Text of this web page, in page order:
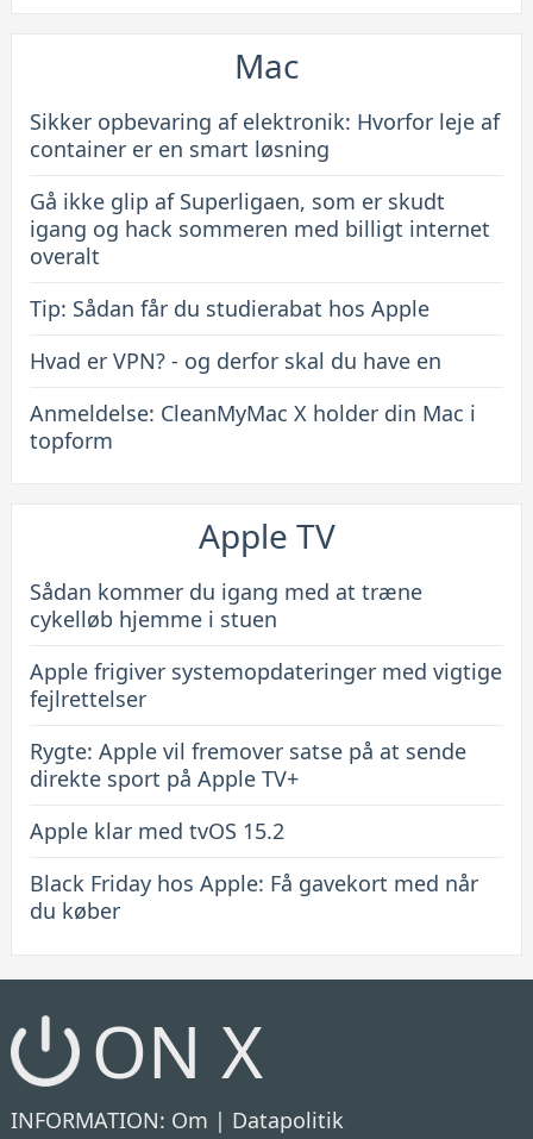
Mac
Sikker opbevaring af elektronik: Hvorfor leje af
container er en smart løsning
Gå ikke glip af Superligaen, som er skudt
igang og hack sommeren med billigt internet
overalt
Tip: Sådan får du studierabat hos Apple
Hvad er VPN? - og derfor skal du have en
Anmeldelse: CleanMyMac X holder din Mac i
topform
Apple TV
Sådan kommer du igang med at træne
cykelløb hjemme i stuen
Apple frigiver systemopdateringer med vigtige
fejlrettelser
Rygte: Apple vil fremover satse på at sende
direkte sport på Apple TV+
Apple klar med tvOS 15.2
Black Friday hos Apple: Få gavekort med når
du køber
ON X
INFORMATION: Om | Datapolitik